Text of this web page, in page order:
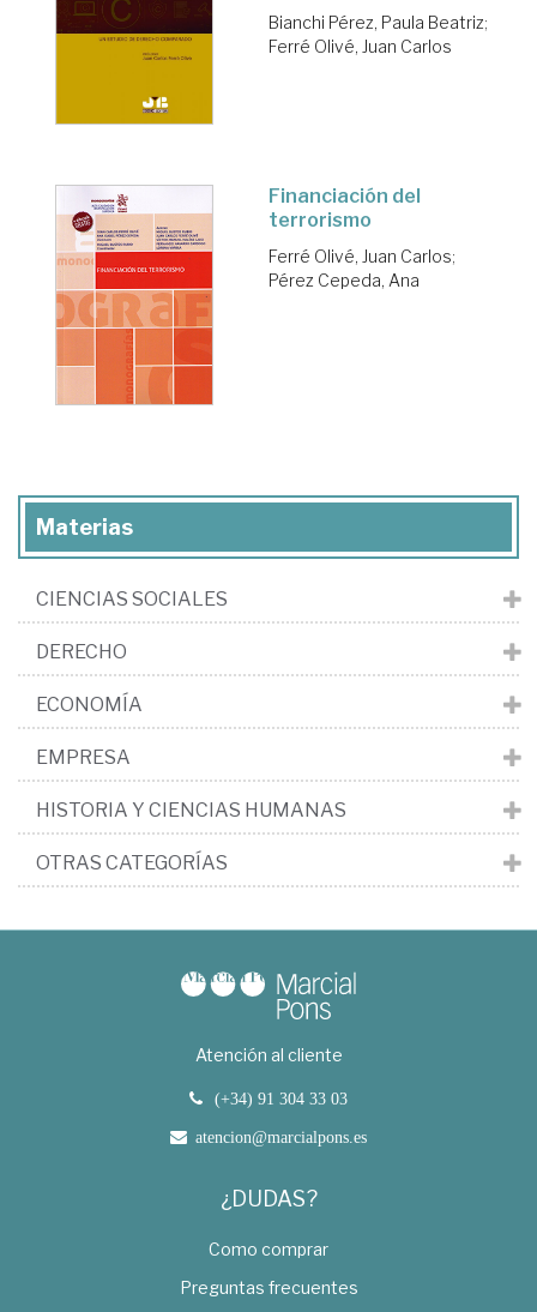
Bianchi Pérez, Paula Beatriz;
Ferré Olivé, Juan Carlos
Financiación del
terrorismo
Ferré Olivé, Juan Carlos;
Pérez Cepeda, Ana
Materias
CIENCIAS SOCIALES
DERECHO
ECONOMÍA
EMPRESA
HISTORIA Y CIENCIAS HUMANAS
OTRAS CATEGORÍAS
Atención al cliente
(+34) 91 304 33 03
atencion@marcialpons.es
¿DUDAS?
Como comprar
Preguntas frecuentes